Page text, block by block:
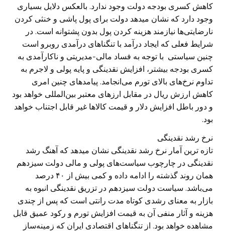
کاهش کسری بودجه دولت وجود ندارد. بالعکس دلایل بسیاری
وجود دارد که نشان میدهد دولت برای پول پاشی و خنثی کردن
نارضایتی‌ها نیازمند هزینه کردن پول بدون پشتوانه است. در
شرایط فعلی که ایجاد درآمد با تنگناهای درآمدی روبرو است
چنین سیاستی با توجه به فساد مالی-مدیریتی و ناکارآمدی به
کسری بودجه بیشتر، افزایش نقدینگی و پایه پولی و لاجرم به
تداوم نرخ‌های بالای تورم می‌انجامد. پیامدهای چنین امری
کاهش ارزش ریال در مقابل ارزهای معتبر بین‌المللی خواهد بود
و دور باطل افزایش دلار و قیمت کالاها غیر قابل اجتناب خواهد
بود.
نرخ رشد نقدینگی
تازه ترین آمار نرخ رشد نقدینگی نشان میدهد که آهنگ رشد
نقدینگی در چارچوب سیاست‌های پولی و مالی دولت سیزدهم
همان روند گذشته را ادامه داده و کمی بیش از ۴۰ درصد
می‌باشد. سیاست دولت سیزدهم در تزریق نقدینگی انبوه به
بازار به معنای رشدی کوتاه مدت رانتی است که پس از چندی
هزینه و آثار منفی آن به قیمت افزایش تورم و رکود عمیق قابل
مشاهده خواهد بود. از تنگناهای اقتصادی ایران که زمینه‌ساز